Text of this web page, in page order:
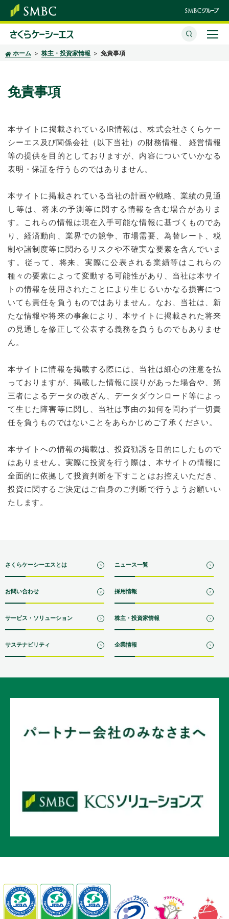
ホーム 株主・投資家情報 免責事項
免責事項
本サイトに掲載されているIR情報は、株式会社さくらケー
シーエス及び関係会社（以下当社）の財務情報、 経営情報
等の提供を目的としておりますが、内容についていかなる
表明・保証を行うものではありません。
本サイトに掲載されている当社の計画や戦略、業績の見通
し等は、将来の予測等に関する情報を含む場合がありま
す。これらの情報は現在入手可能な情報に基づくものであ
り、経済動向、業界での競争、市場需要、為替レート、税
制や諸制度等に関わるリスクや不確実な要素を含んでいま
す。従って、将来、実際に公表される業績等はこれらの
種々の要素によって変動する可能性があり、当社は本サイ
トの情報を使用されたことにより生じるいかなる損害につ
いても責任を負うものではありません。なお、当社は、新
たな情報や将来の事象により、本サイトに掲載された将来
の見通しを修正して公表する義務を負うものでもありませ
ん。
本サイトに情報を掲載する際には、当社は細心の注意を払
っておりますが、掲載した情報に誤りがあった場合や、第
三者によるデータの改ざん、データダウンロード等によっ
て生じた障害等に関し、当社は事由の如何を問わず一切責
任を負うものではないことをあらかじめご了承ください。
本サイトへの情報の掲載は、投資勧誘を目的にしたもので
はありません。実際に投資を行う際は、本サイトの情報に
全面的に依拠して投資判断を下すことはお控えいただき、
投資に関するご決定はご自身のご判断で行うようお願いい
たします。
さくらケーシーエスとは ニュース一覧
お問い合わせ 採用情報
サービス・ソリューション 株主・投資家情報
サステナビリティ 企業情報
さくらケーシーエスとは
株主・投資家情報
サステナビリティ
採用情報
お問い合わせ